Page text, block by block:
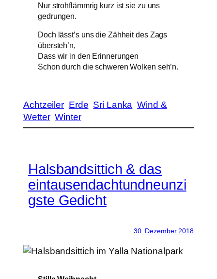
Nur strohflämmrig kurz ist sie zu uns
gedrungen.
Doch lässt’s uns die Zähheit des Zags
übersteh’n,
Dass wir in den Erinnerungen
Schon durch die schweren Wolken seh’n.
Achtzeiler Erde Sri Lanka Wind &
Wetter Winter
Halsbandsittich & das
eintausendachtundneunzi
gste Gedicht
30. Dezember 2018